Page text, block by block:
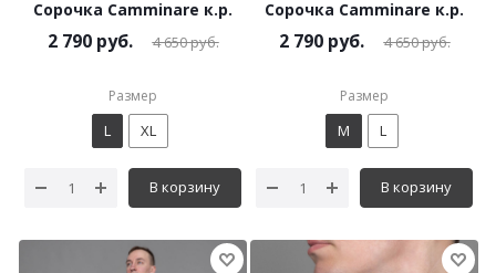
Сорочка Camminare к.р.
2 790руб. 4 650руб.
Размер
L XL
В корзину
Сорочка Camminare к.р.
2 790руб. 4 650руб.
Размер
M L
В корзину